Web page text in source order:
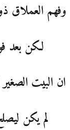
وفهم العملاق ذو
لكن بعد
ان البيت
لم يكن